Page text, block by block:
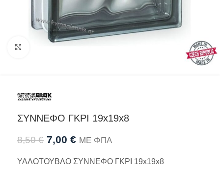
ΣΥΝΝΕΦΟ ΓΚΡΙ 19x19x8
8,50€ 7,00 € ΜΕ ΦΠΑ
ΥΑΛΟΤΟΥΒΛΟ ΣΥΝΝΕΦΟ ΓΚΡΙ 19x19x8